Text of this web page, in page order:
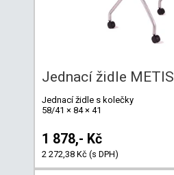
Jednací židle METIS
Jednací židle s kolečky
58/41 × 84 × 41
1 878,- Kč
2 272,38 Kč (s DPH)